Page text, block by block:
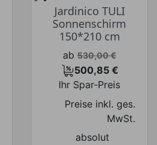
Jardinico TULI
Sonnenschirm
150*210 cm
Verkaufspreis
ab 530,00 €
Preis
500,85 €
Ihr Spar-Preis
Preise inkl. ges.
MwSt.
absolut